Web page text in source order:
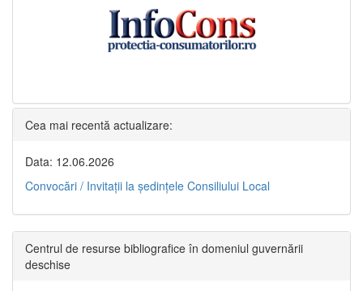
Cea mai recentă actualizare:
Data: 12.06.2026
Convocări / Invitaţii la şedinţele Consiliului Local
Centrul de resurse bibliografice în domeniul guvernării
deschise